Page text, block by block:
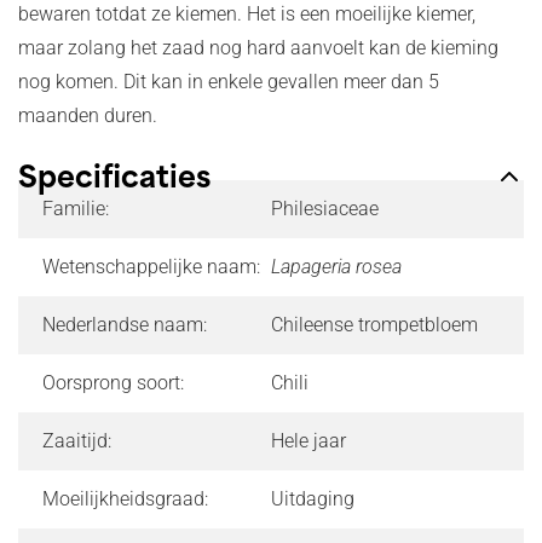
bewaren totdat ze kiemen. Het is een moeilijke kiemer,
maar zolang het zaad nog hard aanvoelt kan de kieming
nog komen. Dit kan in enkele gevallen meer dan 5
maanden duren.
Specificaties
Familie: Philesiaceae
Wetenschappelijke naam: Lapageria rosea
Nederlandse naam: Chileense trompetbloem
Oorsprong soort: Chili
Zaaitijd: Hele jaar
Moeilijkheidsgraad: Uitdaging